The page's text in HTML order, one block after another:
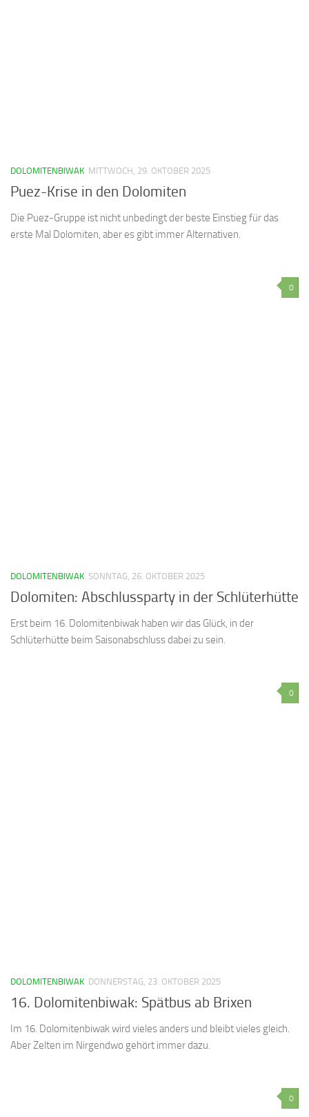
DOLOMITENBIWAK MITTWOCH, 29. OKTOBER 2025
Puez-Krise in den Dolomiten
Die Puez-Gruppe ist nicht unbedingt der beste Einstieg für das
erste Mal Dolomiten, aber es gibt immer Alternativen.
0
DOLOMITENBIWAK SONNTAG, 26. OKTOBER 2025
Dolomiten: Abschlussparty in der Schlüterhütte
Erst beim 16. Dolomitenbiwak haben wir das Glück, in der
Schlüterhütte beim Saisonabschluss dabei zu sein.
0
DOLOMITENBIWAK DONNERSTAG, 23. OKTOBER 2025
16. Dolomitenbiwak: Spätbus ab Brixen
Im 16. Dolomitenbiwak wird vieles anders und bleibt vieles gleich.
Aber Zelten im Nirgendwo gehört immer dazu.
0